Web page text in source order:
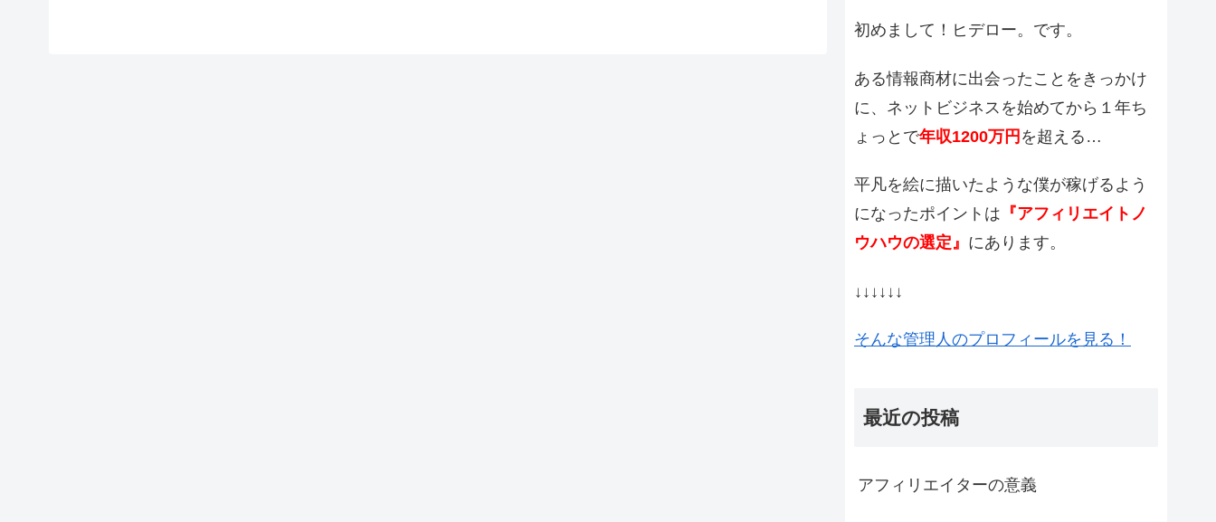
初めまして！ヒデロー。です。
ある情報商材に出会ったことをきっかけ
に、ネットビジネスを始めてから１年ち
ょっとで年収1200万円 を超える…
平凡を絵に描いたような僕が稼げるよう
になったポイントは 『アフィリエイトノ
ウハウの選定』 にあります。
↓↓↓↓↓↓
そんな管理人のプロフィールを見る！
最近の投稿
アフィリエイターの意義